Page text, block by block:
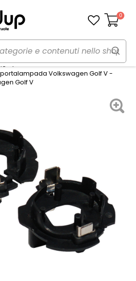
Carrello
0
Volkswagen Golf V -
Golf V